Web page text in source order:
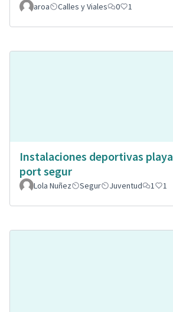
aroa Calles y Viales 0 1
Instalaciones deportivas playa
port segur
Lola Nuñez Segur Juventud 1 1